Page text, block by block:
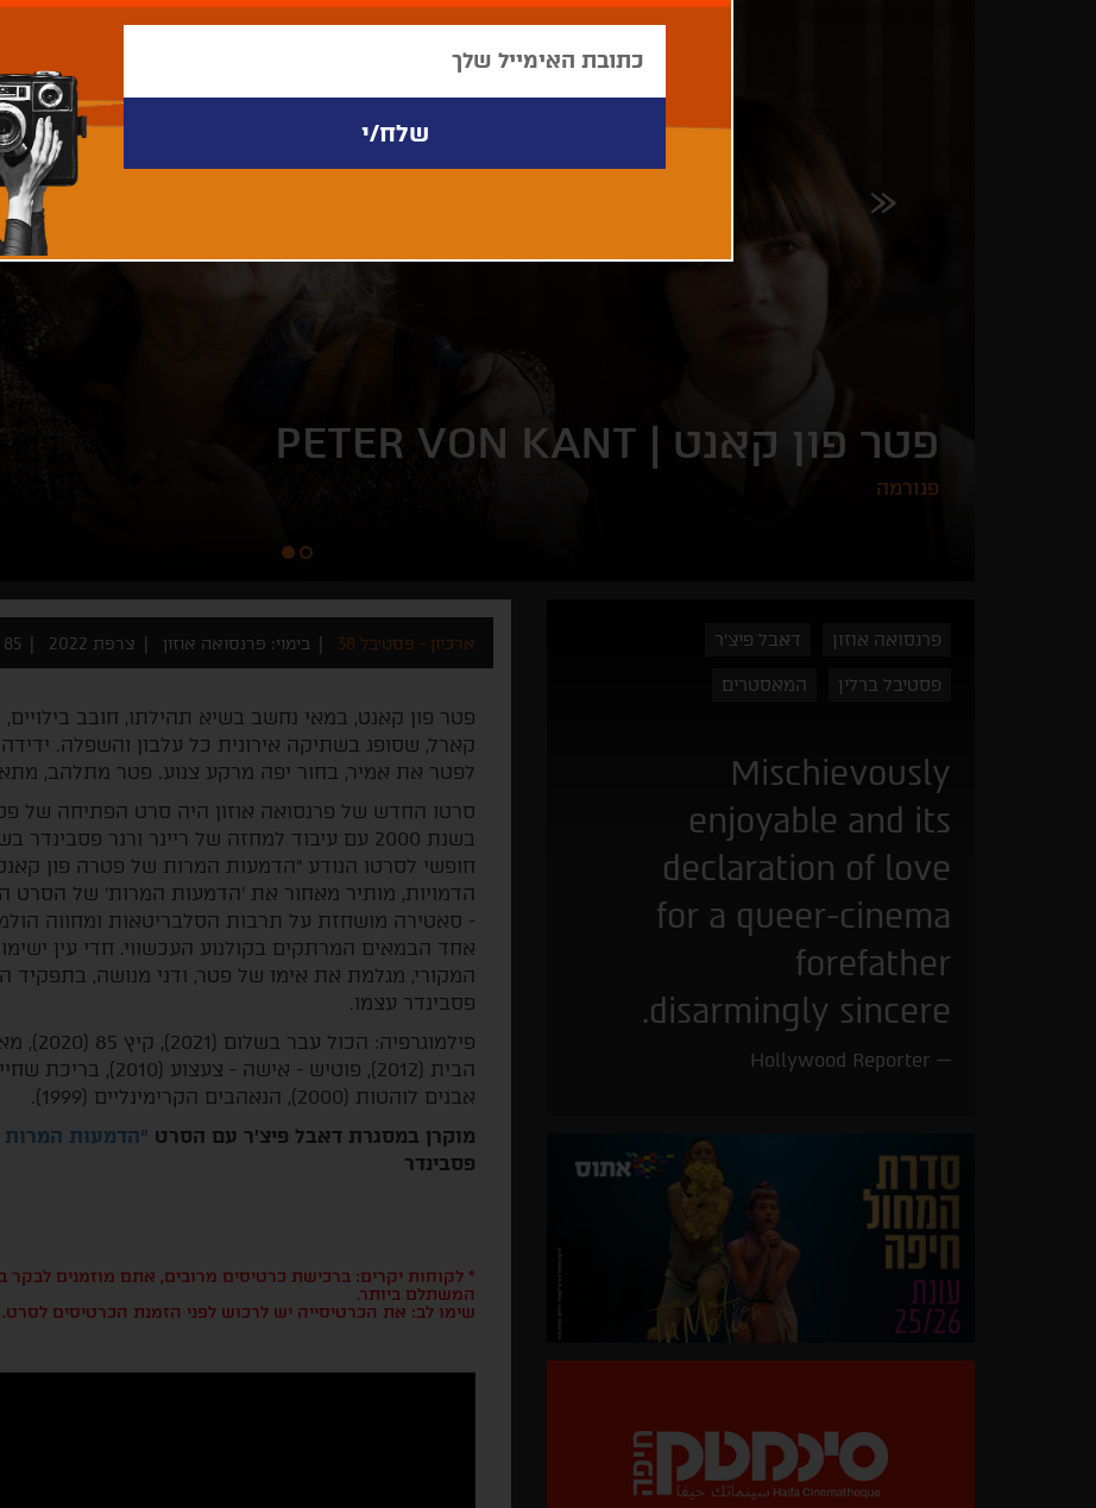
פטר פון קאנט | PETER VON KANT
פנורמה
פרנסואה אוזון דאבל פיצ'ר
פסטיבל ברלין המאסטרים
Mischievously
enjoyable and its
declaration of love
for a queer-cinema
forefather
disarmingly sincere.
Hollywood Reporter
ארכיון - פסטיבל 38 בימוי: פרנסואה אוזון צרפת 2022 85 דקות
פטר פון קאנט, במאי נחשב בשיא תהילתו, חובב
קארל, שסופג בשתיקה אירונית כל עלבון והשפלה.
לפטר את אמיר, בחור יפה מרקע צנוע. פטר מתלהב,
בשנת 2000 עם עיבוד למחזה של ריינר ורנר
חופשי לסרטו הנודע "הדמעות המרות של פטרה פון
הדמויות, מותיר מאחור את 'הדמעות המרות' של הסרט
- סאטירה מושחזת על תרבות הסלבריטאות ומחווה
אחד הבמאים המרתקים בקולנוע העכשווי. חדי עין
המקורי, מגלמת את אימו של פטר, ודני מנושה, בתפקיד
פסבינדר עצמו.
אבנים לוהטות (2000), הנאהבים הקרימינליים (1999).
מוקרן במסגרת דאבל פיצ'ר עם הסרט "הדמעות
פסבינדר
* לקוחות יקרים: ברכישת כרטיסים מרובים, אתם מוזמנים
המשתלם ביותר.
שימו לב: את הכרטיסייה יש לרכוש לפני הזמנת הכרטיסים לסרט.